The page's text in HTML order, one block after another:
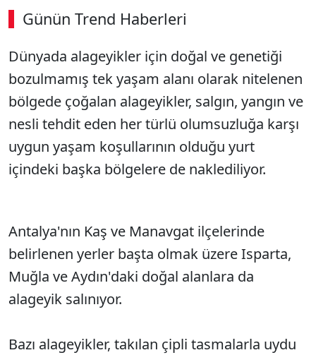
Günün Trend Haberleri
Dünyada alageyikler için doğal ve genetiği
bozulmamış tek yaşam alanı olarak nitelenen
bölgede çoğalan alageyikler, salgın, yangın ve
nesli tehdit eden her türlü olumsuzluğa karşı
uygun yaşam koşullarının olduğu yurt
içindeki başka bölgelere de naklediliyor.
Antalya'nın Kaş ve Manavgat ilçelerinde
belirlenen yerler başta olmak üzere Isparta,
Muğla ve Aydın'daki doğal alanlara da
alageyik salınıyor.
Bazı alageyikler, takılan çipli tasmalarla uydu